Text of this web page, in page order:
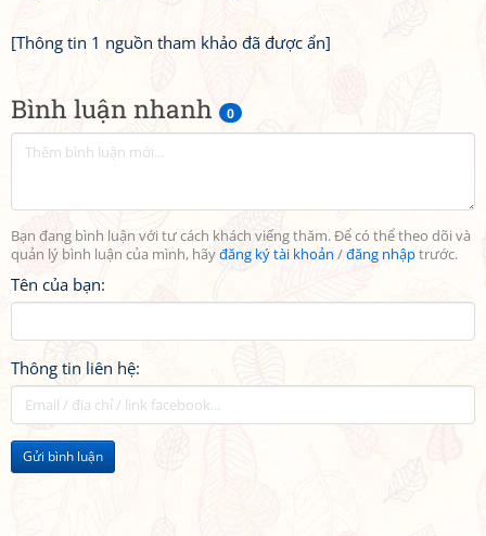
Bình luận nhanh 0
Bạn đang bình luận với tư cách khách viếng thăm. Để có thể theo dõi và
quản lý bình luận của mình, hãyđăng ký tài khoản /đăng nhậptrước.
Tên của bạn:
Thông tin liên hệ:
Gửi bình luận
[Thông tin 1 nguồn tham khảo đã được ẩn]